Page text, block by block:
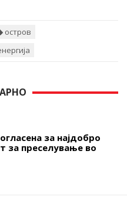
остров
за најдобро
за преселување во